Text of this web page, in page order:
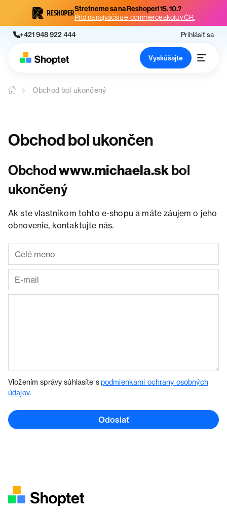
Stretneme sa na Reshoperi 15. 10.?
Príď na najväčšiu e-commerce akciu v ČR.
+421 948 922 444 Prihlásiť sa
Vyskúšajte
Obchod bol ukončený
Obchod bol ukončen
Obchodwww.michaela.skbol
ukončený
Ak ste vlastníkom tohto e-shopu a máte záujem o jeho
obnovenie, kontaktujte nás.
Vložením správy súhlasíte spodmienkami ochrany osobných
údajov.
Odoslať